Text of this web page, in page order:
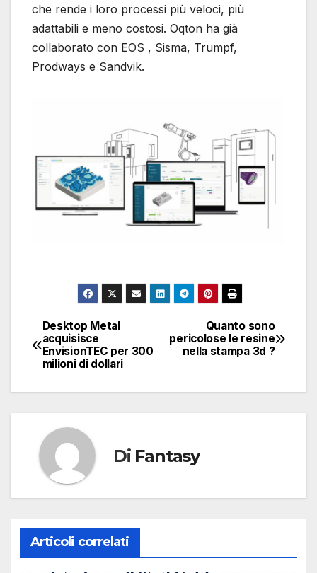
che rende i loro processi più veloci, più
adattabili e meno costosi. Oqton ha già
collaborato con EOS , Sisma, Trumpf,
Prodways e Sandvik.
Navigazione
articoli
Quanto sono
pericolose le resine
nella stampa 3d ?
Desktop Metal
acquisisce
EnvisionTEC per 300
milioni di dollari
Di Fantasy
Articoli correlati